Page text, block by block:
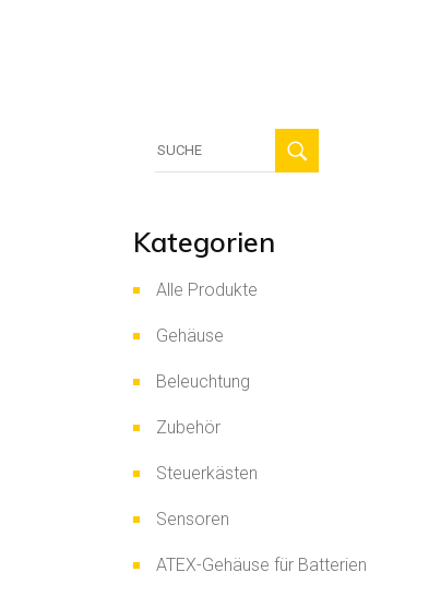
Kategorien
Alle Produkte
Gehäuse
Beleuchtung
Zubehör
Steuerkästen
Sensoren
ATEX-Gehäuse für Batterien